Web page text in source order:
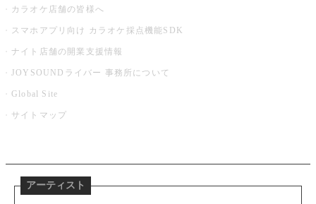
カラオケ店舗の皆様へ
スマホアプリ向け カラオケ採点機能SDK
ナイト店舗の開業支援情報
JOYSOUNDライバー 事務所について
Global Site
サイトマップ
アーティスト